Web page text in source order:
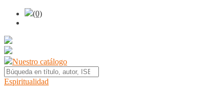
(0)
Nuestro catálogo
Espiritualidad